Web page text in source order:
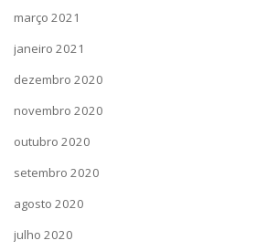
março 2021
janeiro 2021
dezembro 2020
novembro 2020
outubro 2020
setembro 2020
agosto 2020
julho 2020